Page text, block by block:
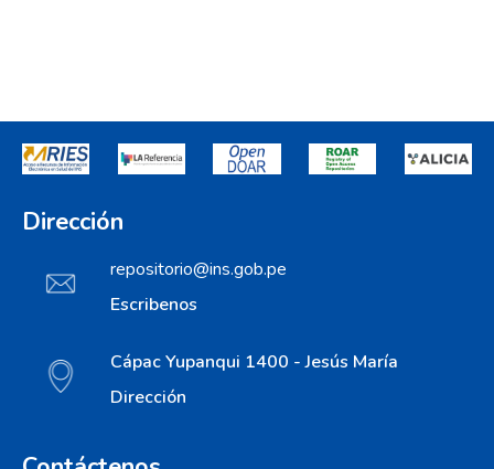
Dirección
repositorio@ins.gob.pe
Escribenos
Cápac Yupanqui 1400 - Jesús María
Dirección